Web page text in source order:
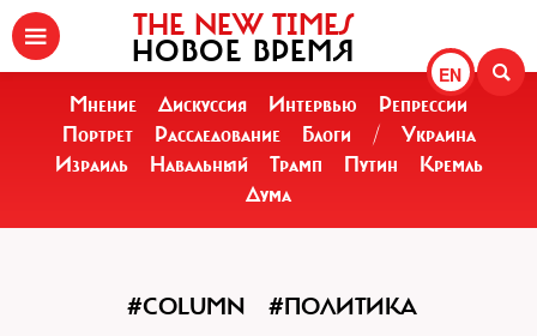
EN
THE NEW TIMES
НОВОЕ ВРЕМЯ
Мнение Дискуссия Интервью
Репрессии
Портрет
Расследование Блоги /
Украина
Израиль
Навальный Трамп Путин
Кремль
Дума
#COLUMN #ПОЛИТИКА